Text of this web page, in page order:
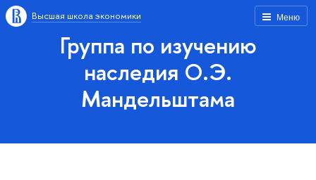
Меню
Высшая школа экономики
Группа по изучению
наследия О.Э.
Мандельштама